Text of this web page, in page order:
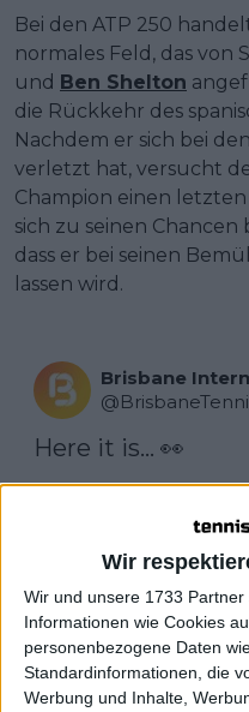
Wir
Wir und unsere 1733
Informationen wie Cookies
personenbezogene Daten
Standardinformationen, die
Werbung und Inhalte,
Bei den ATP 250
normales Feld, das von
und Ben Shelton
die Rückkehr des
Nachdem er sich bei
verletzt hat, versucht
Champion einen
sich zu seinen
dass er bei seinen
lassen wird.
Brisbane
@
Here it is... 👀